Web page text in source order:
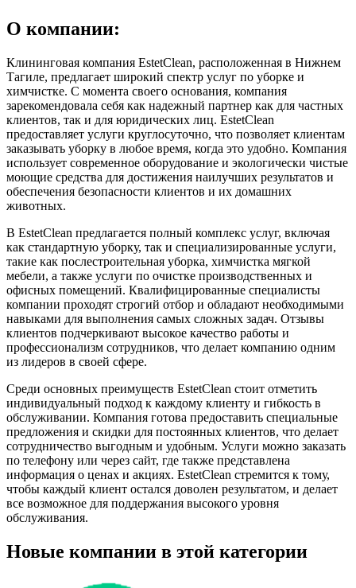
О компании:
Клининговая компания EstetClean, расположенная в Нижнем
Тагиле, предлагает широкий спектр услуг по уборке и
химчистке. С момента своего основания, компания
зарекомендовала себя как надежный партнер как для частных
клиентов, так и для юридических лиц. EstetClean
предоставляет услуги круглосуточно, что позволяет клиентам
заказывать уборку в любое время, когда это удобно. Компания
использует современное оборудование и экологически чистые
моющие средства для достижения наилучших результатов и
обеспечения безопасности клиентов и их домашних
животных.
В EstetClean предлагается полный комплекс услуг, включая
как стандартную уборку, так и специализированные услуги,
такие как послестроительная уборка, химчистка мягкой
мебели, а также услуги по очистке производственных и
офисных помещений. Квалифицированные специалисты
компании проходят строгий отбор и обладают необходимыми
навыками для выполнения самых сложных задач. Отзывы
клиентов подчеркивают высокое качество работы и
профессионализм сотрудников, что делает компанию одним
из лидеров в своей сфере.
Среди основных преимуществ EstetClean стоит отметить
индивидуальный подход к каждому клиенту и гибкость в
обслуживании. Компания готова предоставить специальные
предложения и скидки для постоянных клиентов, что делает
сотрудничество выгодным и удобным. Услуги можно заказать
по телефону или через сайт, где также представлена
информация о ценах и акциях. EstetClean стремится к тому,
чтобы каждый клиент остался доволен результатом, и делает
все возможное для поддержания высокого уровня
обслуживания.
Новые компании в этой категории